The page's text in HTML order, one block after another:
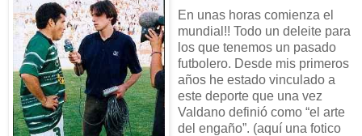
En unas horas comienza el
mundial!! Todo un deleite para
los que tenemos un pasado
futbolero. Desde mis primeros
años he estado vinculado a
este deporte que una vez
Valdano definió como “el arte
del engaño”. (aquí una fotico